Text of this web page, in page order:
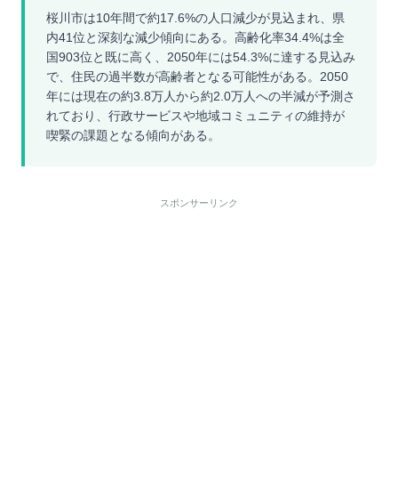
桜川市は10年間で約17.6%の人口減少が見込まれ、県
内41位と深刻な減少傾向にある。高齢化率34.4%は全
国903位と既に高く、2050年には54.3%に達する見込み
で、住民の過半数が高齢者となる可能性がある。2050
年には現在の約3.8万人から約2.0万人への半減が予測さ
れており、行政サービスや地域コミュニティの維持が
喫緊の課題となる傾向がある。
スポンサーリンク